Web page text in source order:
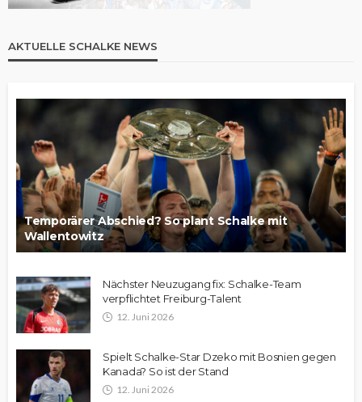
AKTUELLE SCHALKE NEWS
Temporärer Abschied? So plant Schalke mit
Wallentowitz
Nächster Neuzugang fix: Schalke-Team
verpflichtet Freiburg-Talent
12. Juni 2026
Spielt Schalke-Star Dzeko mit Bosnien gegen
Kanada? So ist der Stand
12. Juni 2026